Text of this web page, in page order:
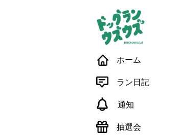
ホーム
ラン日記
通知
抽選会